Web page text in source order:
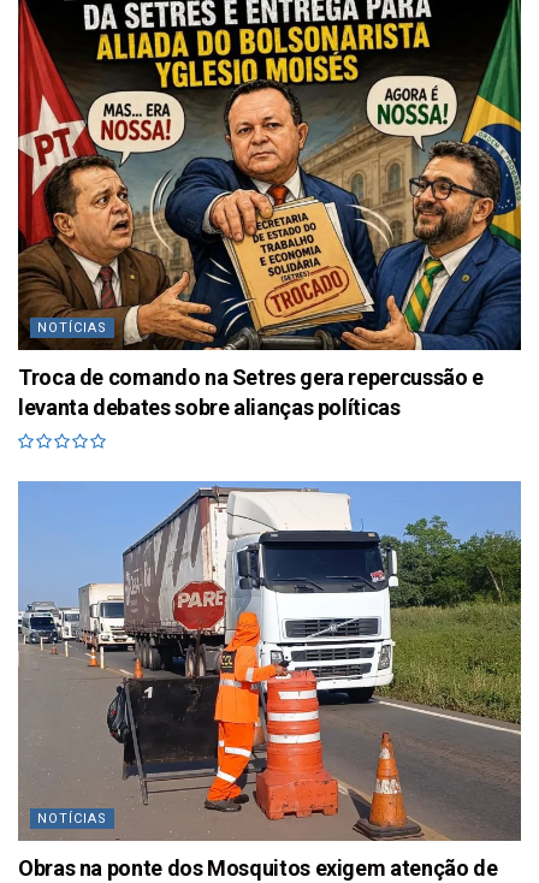
NOTÍCIAS
Troca de comando na Setres gera repercussão e
levanta debates sobre alianças políticas
NOTÍCIAS
Obras na ponte dos Mosquitos exigem atenção de